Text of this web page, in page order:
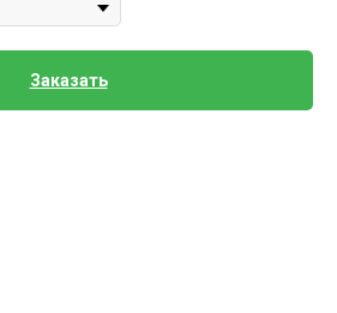
Заказать